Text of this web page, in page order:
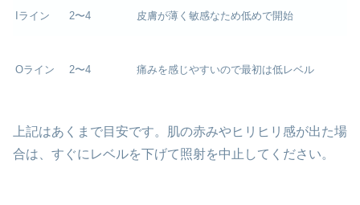
Iライン 2〜4 皮膚が薄く敏感なため低めで開始
Oライン 2〜4 痛みを感じやすいので最初は低レベル
上記はあくまで目安です。肌の赤みやヒリヒリ感が出た場
合は、すぐにレベルを下げて照射を中止してください。